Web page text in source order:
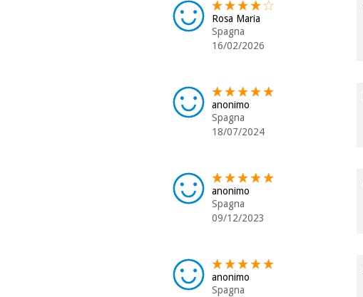
Rosa Maria
Spagna
16/02/2026
anonimo
Spagna
18/07/2024
anonimo
Spagna
09/12/2023
anonimo
Spagna